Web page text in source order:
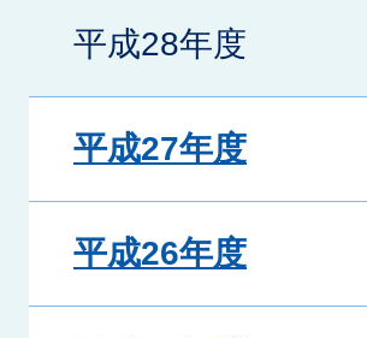
平成28年度
平成27年度
平成26年度